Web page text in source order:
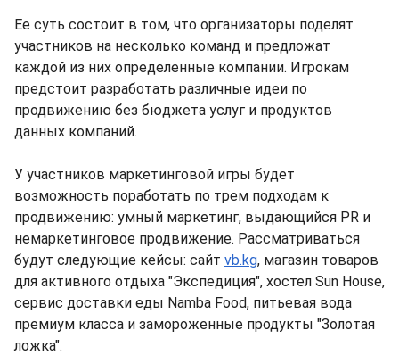
Ее суть состоит в том, что организаторы поделят
участников на несколько команд и предложат
каждой из них определенные компании. Игрокам
предстоит разработать различные идеи по
продвижению без бюджета услуг и продуктов
данных компаний.
У участников маркетинговой игры будет
возможность поработать по трем подходам к
продвижению: умный маркетинг, выдающийся PR и
немаркетинговое продвижение. Рассматриваться
будут следующие кейсы: сайт vb.kg, магазин товаров
для активного отдыха "Экспедиция", хостел Sun House,
сервис доставки еды Namba Food, питьевая вода
премиум класса и замороженные продукты "Золотая
ложка".